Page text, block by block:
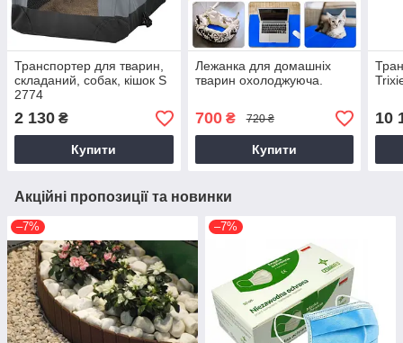
Транспортер для тварин,
складаний, собак, кішок S
2774
2 130 ₴
Купити
Лежанка для домашніх
тварин охолоджуюча.
700₴ 720 ₴
Купити
10
Акційні пропозиції та новинки
–7% –7%